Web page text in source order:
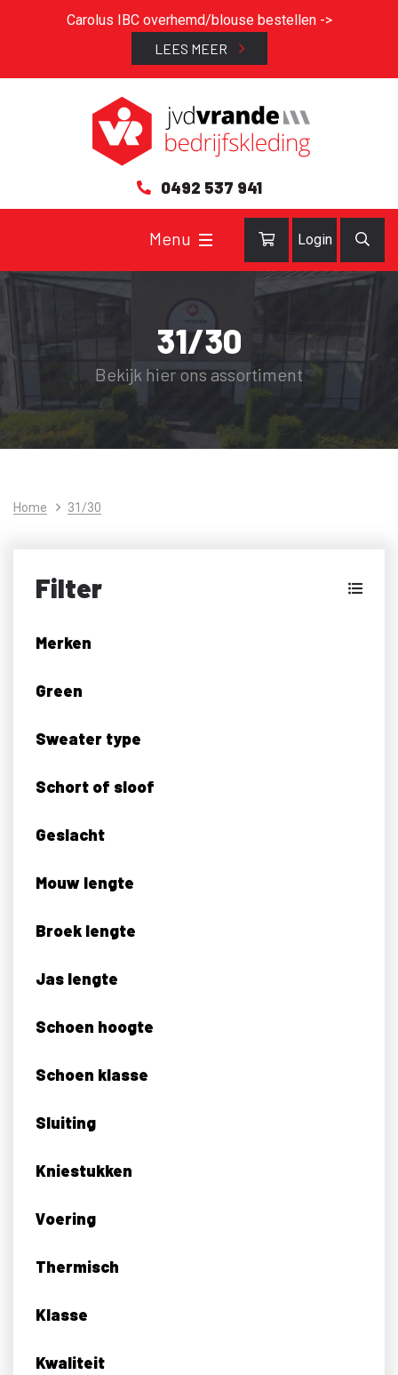
Carolus IBC overhemd/blouse bestellen ->
LEES MEER
0492 537 941
Login
31/30
Bekijk hier ons assortiment
Home 31/30
Filter
Merken
Green
Sweater type
Schort of sloof
Geslacht
Mouw lengte
Broek lengte
Jas lengte
Schoen hoogte
Schoen klasse
Sluiting
Kniestukken
Voering
Thermisch
Klasse
Kwaliteit